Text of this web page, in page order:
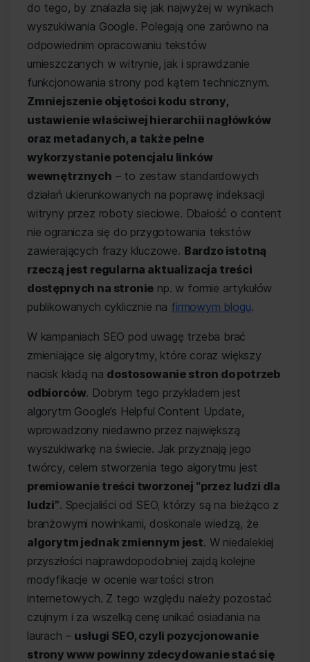
do tego, by znalazła się jak najwyżej w wynikach
wyszukiwania Google. Polegają one zarówno na
odpowiednim opracowaniu tekstów
umieszczanych w witrynie, jak i sprawdzanie
funkcjonowania strony pod kątem technicznym.
Zmniejszenie objętości kodu strony,
ustawienie właściwej hierarchii nagłówków
oraz metadanych, a także pełne
wykorzystanie potencjału linków
wewnętrznych – to zestaw standardowych
działań ukierunkowanych na poprawę indeksacji
witryny przez roboty sieciowe. Dbałość o content
nie ogranicza się do przygotowania tekstów
zawierających frazy kluczowe. Bardzo istotną
rzeczą jest regularna aktualizacja treści
dostępnych na stronie np. w formie artykułów
publikowanych cyklicznie na firmowym blogu.
W kampaniach SEO pod uwagę trzeba brać
zmieniające się algorytmy, które coraz większy
nacisk kładą na dostosowanie stron do potrzeb
odbiorców. Dobrym tego przykładem jest
algorytm Google’s Helpful Content Update,
wprowadzony niedawno przez największą
wyszukiwarkę na świecie. Jak przyznają jego
twórcy, celem stworzenia tego algorytmu jest
premiowanie treści tworzonej “przez ludzi dla
ludzi”. Specjaliści od SEO, którzy są na bieżąco z
branżowymi nowinkami, doskonale wiedzą, że
algorytm jednak zmiennym jest. W niedalekiej
przyszłości najprawdopodobniej zajdą kolejne
modyfikacje w ocenie wartości stron
internetowych. Z tego względu należy pozostać
czujnym i za wszelką cenę unikać osiadania na
laurach – usługi SEO, czyli pozycjonowanie
strony www powinny zdecydowanie stać się